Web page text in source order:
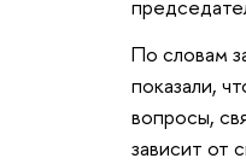
По словам
показали,
вопросы,
зависит от